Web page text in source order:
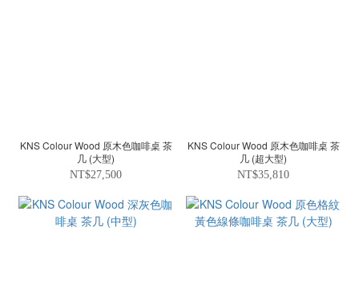
KNS Colour Wood 原木色咖啡桌 茶
几 (大型)
NT$27,500
KNS Colour Wood 原木色咖啡桌 茶
几 (超大型)
NT$35,810